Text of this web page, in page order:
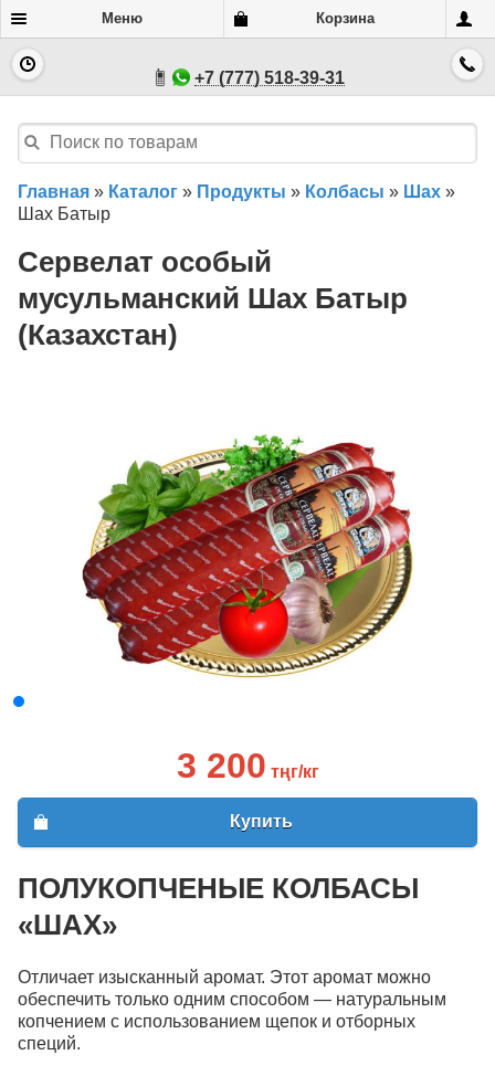
Меню Корзина
+7 (777) 518-39-31
Главная » Каталог » Продукты » Колбасы » Шах »
Шах Батыр
Сервелат особый
мусульманский Шах Батыр
(Казахстан)
3 200 тңг/кг
Купить
ПОЛУКОПЧЕНЫЕ КОЛБАСЫ
«ШАХ»
Отличает изысканный аромат. Этот аромат можно
обеспечить только одним способом — натуральным
копчением с использованием щепок и отборных
специй.